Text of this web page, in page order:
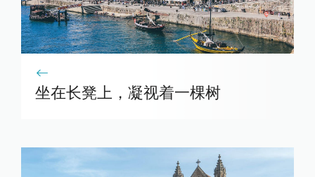
坐在长凳上，凝视着一棵树